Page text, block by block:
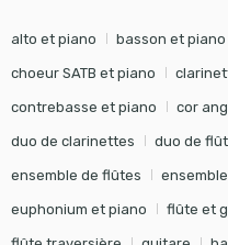
alto et piano basson et piano
choeur SATB et piano
contrebasse et piano cor
duo de clarinettes duo de
ensemble de flûtes
euphonium et piano flûte et